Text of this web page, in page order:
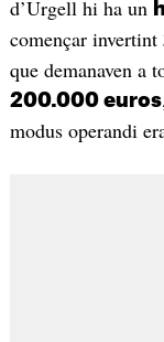
d’Urgell hi ha un
començar invertint
que demanaven a
200.000 euros
modus operandi